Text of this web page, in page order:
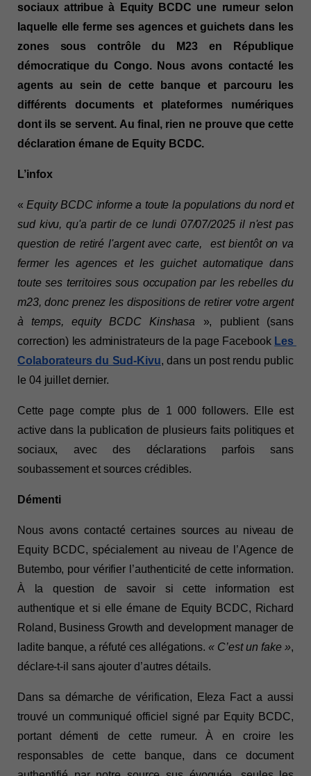
sociaux attribue à Equity BCDC une rumeur selon
laquelle elle ferme ses agences et guichets dans les
zones sous contrôle du M23 en République
démocratique du Congo. Nous avons contacté les
agents au sein de cette banque et parcouru les
différents documents et plateformes numériques
dont ils se servent. Au final, rien ne prouve que cette
déclaration émane de Equity BCDC.
L’infox
« Equity BCDC informe a toute la populations du nord et
sud kivu, qu'a partir de ce lundi 07/07/2025 il n'est pas
question de retiré l'argent avec carte,  est bientôt on va
fermer les agences et les guichet automatique dans
toute ses territoires sous occupation par les rebelles du
m23, donc prenez les dispositions de retirer votre argent
à temps, equity BCDC Kinshasa », publient (sans
correction) les administrateurs de la page Facebook Les
Colaborateurs du Sud-Kivu, dans un post rendu public
le 04 juillet dernier.
Cette page compte plus de 1 000 followers. Elle est
active dans la publication de plusieurs faits politiques et
sociaux, avec des déclarations parfois sans
soubassement et sources crédibles.
Démenti
Nous avons contacté certaines sources au niveau de
Equity BCDC, spécialement au niveau de l’Agence de
Butembo, pour vérifier l’authenticité de cette information.
À la question de savoir si cette information est
authentique et si elle émane de Equity BCDC, Richard
Roland, Business Growth and development manager de
ladite banque, a réfuté ces allégations. « C’est un fake »,
déclare-t-il sans ajouter d’autres détails.
Dans sa démarche de vérification, Eleza Fact a aussi
trouvé un communiqué officiel signé par Equity BCDC,
portant démenti de cette rumeur. À en croire les
responsables de cette banque, dans ce document